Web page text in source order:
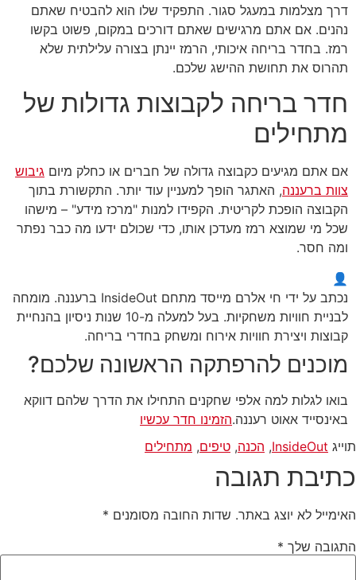
דרך מצלמות במעגל סגור. התפקיד שלו הוא להבטיח שאתם
נהנים. אם אתם מרגישים שאתם דורכים במקום, פשוט בקשו
רמז. בחדר בריחה איכותי, הרמז יינתן בצורה עלילתית שלא
תהרוס את תחושת ההישג שלכם.
חדר בריחה לקבוצות גדולות של
מתחילים
אם אתם מגיעים כקבוצה גדולה של חברים או כחלק מיום גיבוש
צוות ברעננה, האתגר הופך למעניין עוד יותר. התקשורת בתוך
הקבוצה הופכת לקריטית. הקפידו למנות "מרכז מידע" – מישהו
שכל מי שמוצא רמז מעדכן אותו, כדי שכולם ידעו מה כבר נפתר
ומה חסר.
👤
נכתב על ידי חי אלרם
מייסד מתחם InsideOut ברעננה. מומחה
לבניית חוויות משחקיות. בעל למעלה מ-10 שנות ניסיון בהנחיית
קבוצות ויצירת חוויות אירוח ומשחק בחדרי בריחה.
מוכנים להרפתקה הראשונה שלכם?
בואו לגלות למה אלפי שחקנים התחילו את הדרך שלהם דווקא
באינסייד אאוט רעננה.הזמינו חדר עכשיו
תוייג InsideOut
, הכנה, טיפים, מתחילים
כתיבת תגובה
האימייל לא יוצג באתר. שדות החובה מסומנים *
התגובה שלך *